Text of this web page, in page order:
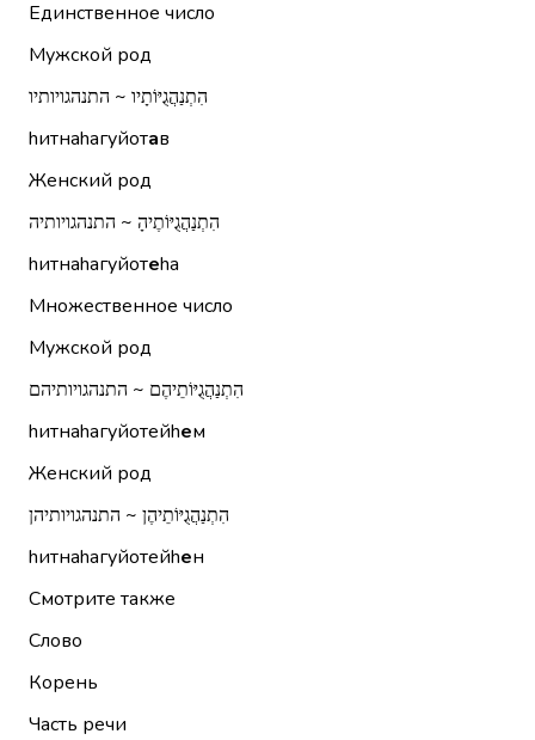
Единственное число
Мужской род
הִתְנַהֲגֻיּוֹתָיו ~ התנהגויותיו
hитнаhагуйотав
Женский род
הִתְנַהֲגֻיּוֹתֶיהָ ~ התנהגויותיה
hитнаhагуйотеhа
Множественное число
Мужской род
הִתְנַהֲגֻיּוֹתֵיהֶם ~ התנהגויותיהם
hитнаhагуйотейhем
Женский род
הִתְנַהֲגֻיּוֹתֵיהֶן ~ התנהגויותיהן
hитнаhагуйотейhен
Смотрите также
Слово
Корень
Часть речи